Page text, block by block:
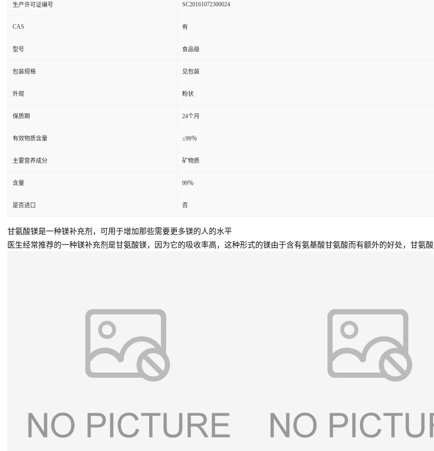
生产许可证编号 SC20161072300024
CAS 有
型号 食品级
包装规格 见包装
外观 粉状
保质期 24个月
有效物质含量 ≤99％
主要营养成分 矿物质
含量 99％
是否进口 否
甘氨酸镁是一种镁补充剂，可用于增加那些需要更多镁的人的水平
医生经常推荐的一种镁补充剂是甘氨酸镁，因为它的吸收率高，这种形式的镁由于含有氨基酸甘氨酸而有额外的好处，甘氨